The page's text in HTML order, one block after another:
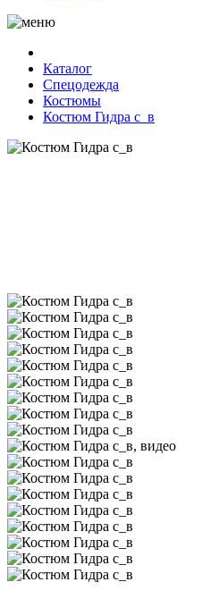
Каталог
Спецодежда
Костюмы
Костюм Гидра с_в